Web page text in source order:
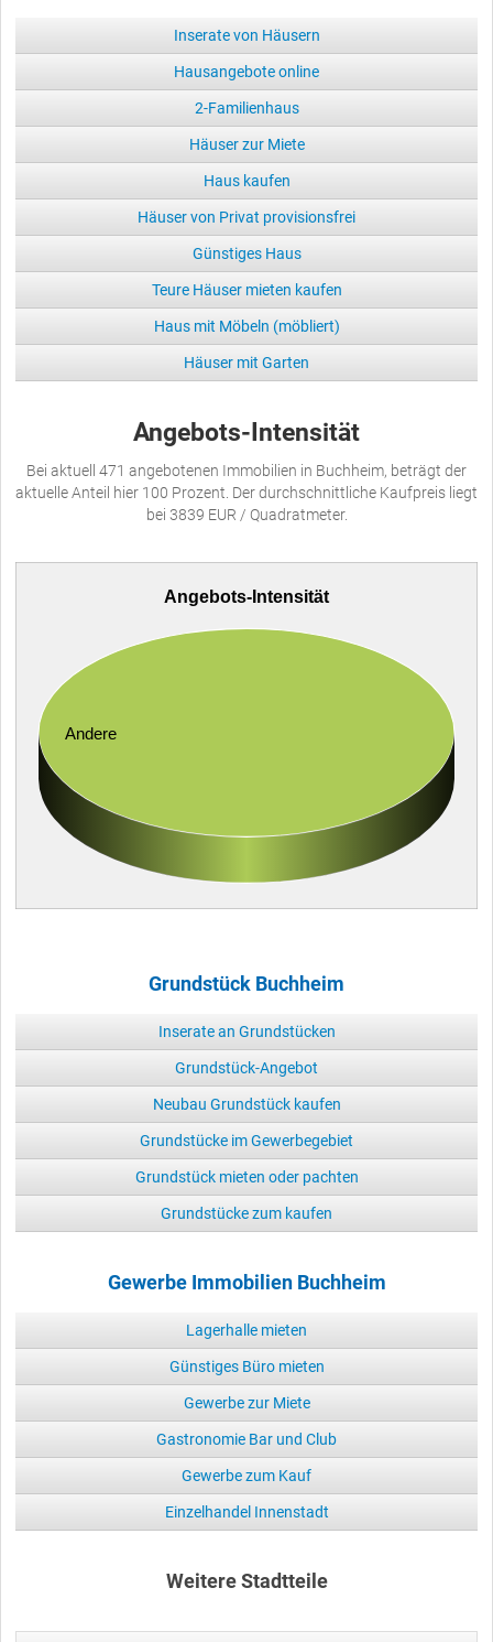
Inserate von Häusern
Hausangebote online
2-Familienhaus
Häuser zur Miete
Haus kaufen
Häuser von Privat provisionsfrei
Günstiges Haus
Teure Häuser mieten kaufen
Haus mit Möbeln (möbliert)
Häuser mit Garten
Angebots-Intensität
Bei aktuell 471 angebotenen Immobilien in Buchheim, beträgt der
aktuelle Anteil hier 100 Prozent. Der durchschnittliche Kaufpreis liegt
bei 3839 EUR / Quadratmeter.
Angebots-Intensität
Andere
Grundstück Buchheim
Inserate an Grundstücken
Grundstück-Angebot
Neubau Grundstück kaufen
Grundstücke im Gewerbegebiet
Grundstück mieten oder pachten
Grundstücke zum kaufen
Gewerbe Immobilien Buchheim
Lagerhalle mieten
Günstiges Büro mieten
Gewerbe zur Miete
Gastronomie Bar und Club
Gewerbe zum Kauf
Einzelhandel Innenstadt
Weitere Stadtteile